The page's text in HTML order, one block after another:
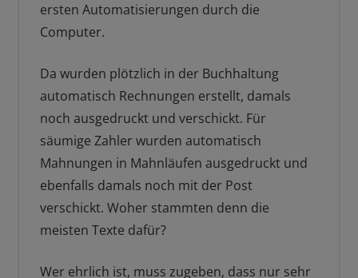
ersten Automatisierungen durch die
Computer.
Da wurden plötzlich in der Buchhaltung
automatisch Rechnungen erstellt, damals
noch ausgedruckt und verschickt. Für
säumige Zahler wurden automatisch
Mahnungen in Mahnläufen ausgedruckt und
ebenfalls damals noch mit der Post
verschickt. Woher stammten denn die
meisten Texte dafür?
Wer ehrlich ist, muss zugeben, dass nur sehr